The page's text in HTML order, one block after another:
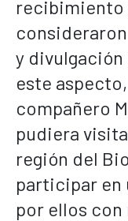
recibimiento
y
este
compañero
pudiera
región del
participar en
por ellos con